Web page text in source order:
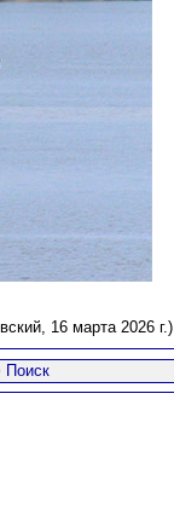
16 марта 2026 г.)
Поиск